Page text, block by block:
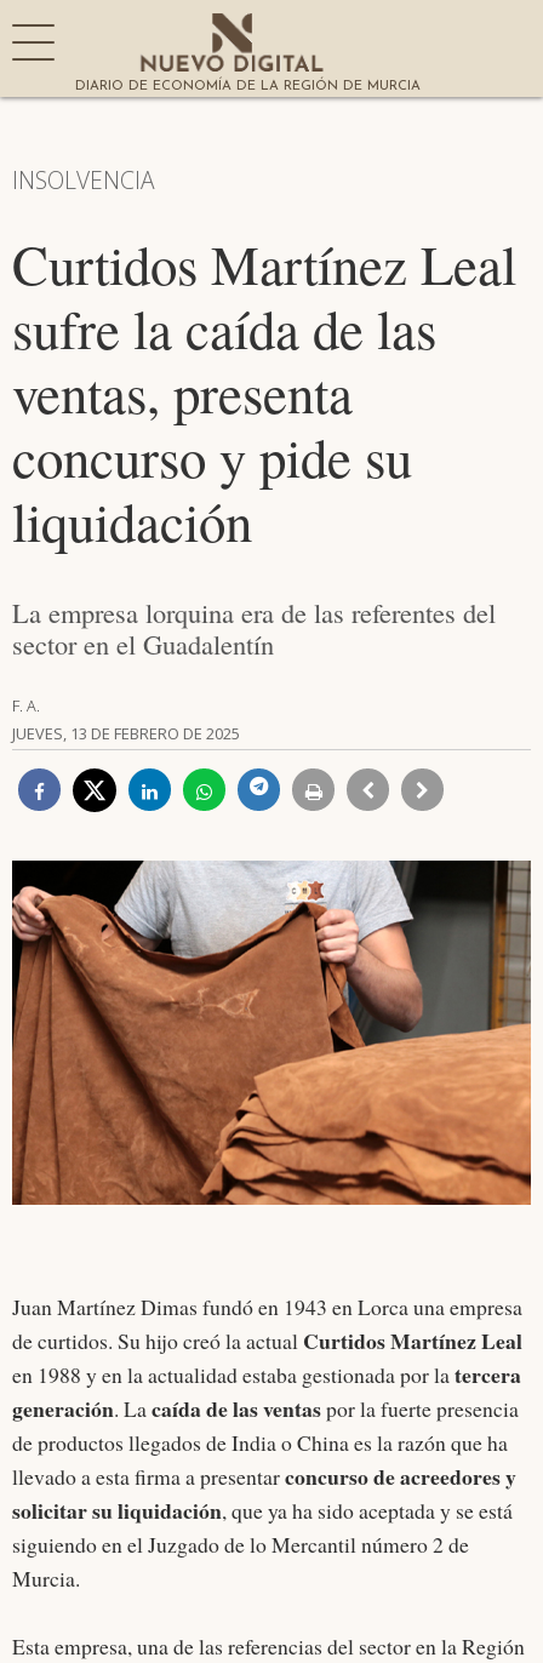
DIARIO DE ECONOMÍA DE LA REGIÓN DE MURCIA
INSOLVENCIA
Curtidos Martínez Leal
sufre la caída de las
ventas, presenta
concurso y pide su
liquidación
La empresa lorquina era de las referentes del
sector en el Guadalentín
F. A.
JUEVES, 13 DE FEBRERO DE 2025
Juan Martínez Dimas fundó en 1943 en Lorca una empresa
de curtidos. Su hijo creó la actual Curtidos Martínez Leal
en 1988 y en la actualidad estaba gestionada por latercera
generación. Lacaída de las ventaspor la fuerte presencia
de productos llegados de India o China es la razón que ha
llevado a esta firma a presentarconcurso de acreedores y
solicitar su liquidación, que ya ha sido aceptada y se está
siguiendo en el Juzgado de lo Mercantil número 2 de
Murcia.
Esta empresa, una de las referencias del sector en la Región